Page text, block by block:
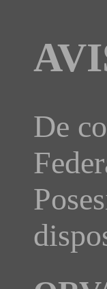
De